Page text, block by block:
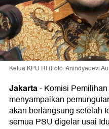
Ketua KPU RI (Foto: Anindyadevi
Jakarta-Komisi
menyampaikan
akan berlangsung setelah
semua PSU digelar usai